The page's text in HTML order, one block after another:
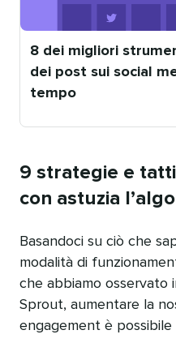
8 dei migliori
dei post sui social
tempo
Pubblicato
9 strategie e
con astuzia
Basandoci su ciò che
modalità di
che abbiamo osservato
Sprout, aumentare la
engagement è possibile